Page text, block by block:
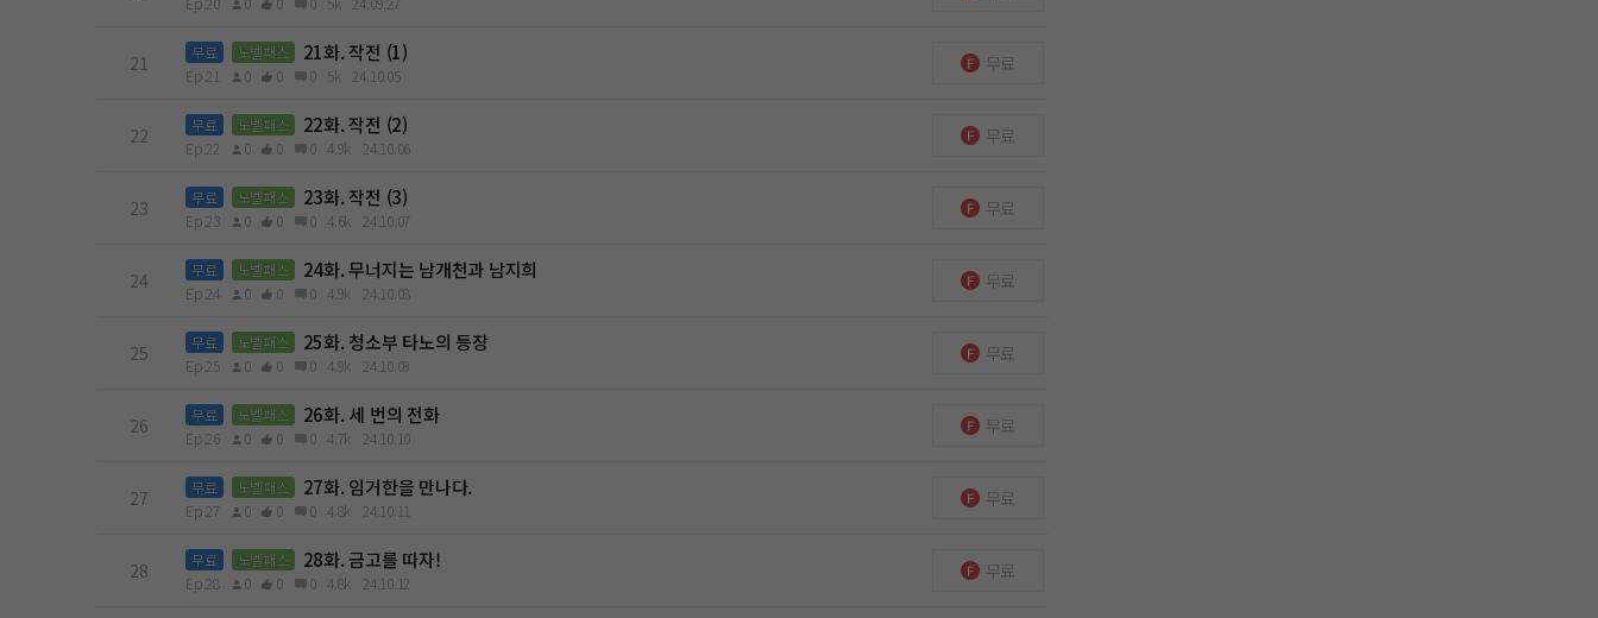
21 무료 노벨패스 21화. 작전 (1)
Ep.21 0 0 0 5k 24.10.05
무료
22 무료 노벨패스 22화. 작전 (2)
Ep.22 0 0 0 4.9k 24.10.06
무료
23 무료 노벨패스 23화. 작전 (3)
Ep.23 0 0 0 4.6k 24.10.07
무료
24 무료 노벨패스 24화. 무너지는 남개천과 남지희
Ep.24 0 0 0 4.9k 24.10.08
무료
25 무료 노벨패스 25화. 청소부 타노의 등장
Ep.25 0 0 0 4.9k 24.10.09
무료
26 무료 노벨패스 26화. 세 번의 전화
Ep.26 0 0 0 4.7k 24.10.10
무료
27 무료 노벨패스 27화. 임거한을 만나다.
Ep.27 0 0 0 4.8k 24.10.11
무료
28 무료 노벨패스 28화. 금고를 따자!
Ep.28 0 0 0 4.8k 24.10.12
무료